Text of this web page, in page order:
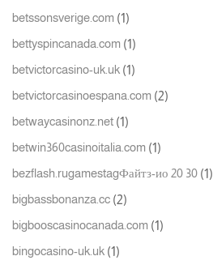
betssonsverige.com (1)
bettyspincanada.com (1)
betvictorcasino-uk.uk (1)
betvictorcasinoespana.com (2)
betwaycasinonz.net (1)
betwin360casinoitalia.com (1)
bezflash.rugamestagФайтз-ио 20 30 (1)
bigbassbonanza.cc (2)
bigbooscasinocanada.com (1)
bingocasino-uk.uk (1)